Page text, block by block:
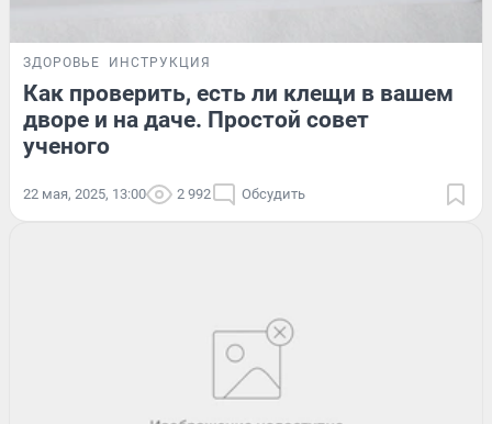
ЗДОРОВЬЕ ИНСТРУКЦИЯ
Как проверить, есть ли клещи в вашем
дворе и на даче. Простой совет
ученого
22 мая, 2025, 13:00 2 992 Обсудить